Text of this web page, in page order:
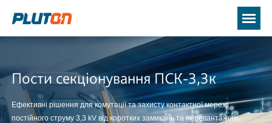
Пости секціонування ПСК-3,3к
Ефективні рішення для комутації та захисту контактної мережі
постійного струму 3,3 kV від коротких замикань та перевантажень